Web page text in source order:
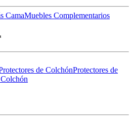
CamaMuebles Complementarios
de ColchónProtectores de